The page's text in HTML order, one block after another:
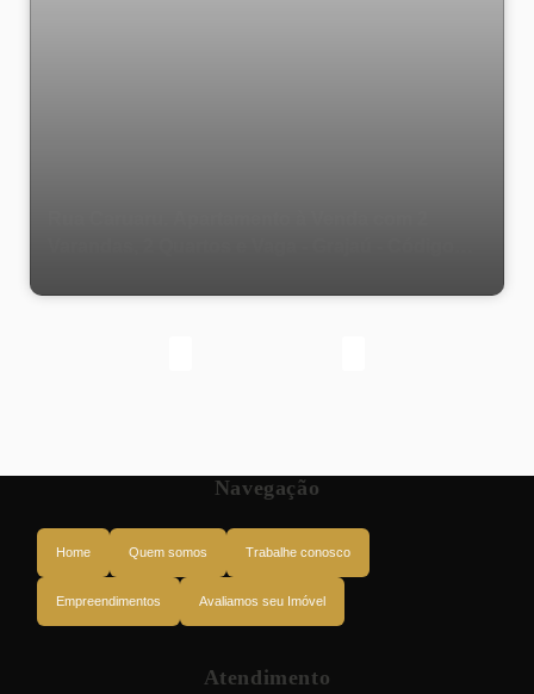
Navegação
Home Quem somos Trabalhe conosco
Empreendimentos Avaliamos seu Imóvel
Atendimento